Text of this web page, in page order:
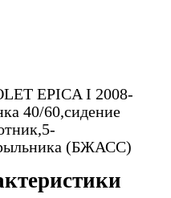
EPICA I 2008-
40/60,сидение
(БЖАСС)